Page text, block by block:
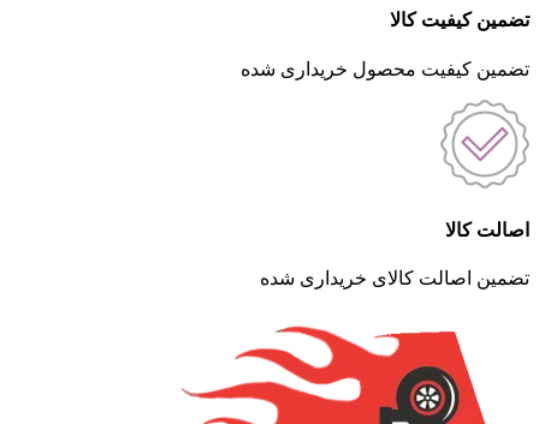
تضمین کیفیت کالا
تضمین کیفیت محصول خریداری شده
اصالت کالا
تضمین اصالت کالای خریداری شده